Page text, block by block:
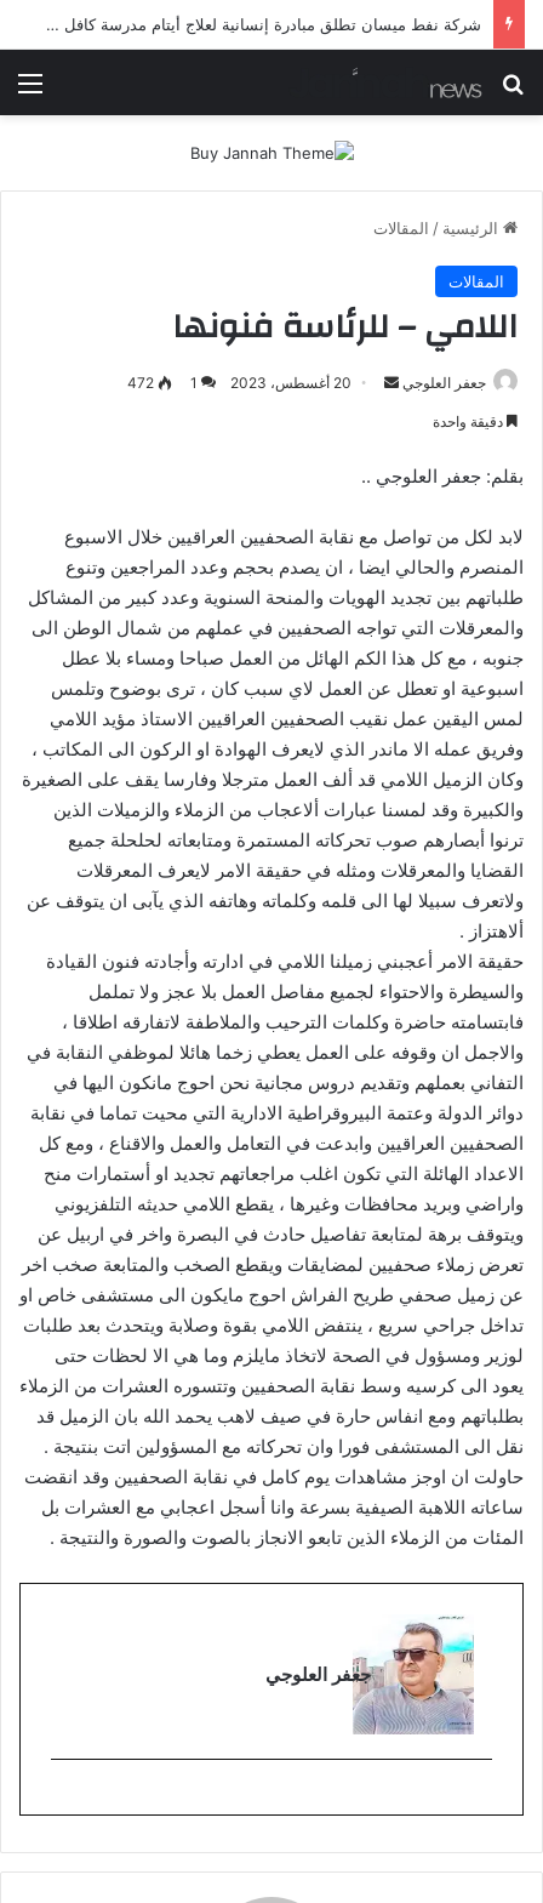
شرطة ميسان تلقي القبض على مطلقي العيارات النارية أثناء تشييع جنائزي في العمارة
بحث عن
الرئيسية / المقالات
المقالات
اللامي – للرئاسة فنونها
جعفر العلوجي
أرسل 20 أغسطس، 2023 1
472
دقيقة واحدة
بقلم: جعفر العلوجي ..
لابد لكل من تواصل مع نقابة الصحفيين العراقيين خلال الاسبوع
المنصرم والحالي ايضا ، ان يصدم بحجم وعدد المراجعين وتنوع
طلباتهم بين تجديد الهويات والمنحة السنوية وعدد كبير من المشاكل
والمعرقلات التي تواجه الصحفيين في عملهم من شمال الوطن الى
جنوبه ، مع كل هذا الكم الهائل من العمل صباحا ومساء بلا عطل
اسبوعية او تعطل عن العمل لاي سبب كان ، ترى بوضوح وتلمس
لمس اليقين عمل نقيب الصحفيين العراقيين الاستاذ مؤيد اللامي
وفريق عمله الا ماندر الذي لايعرف الهوادة او الركون الى المكاتب ،
وكان الزميل اللامي قد ألف العمل مترجلا وفارسا يقف على الصغيرة
والكبيرة وقد لمسنا عبارات ألاعجاب من الزملاء والزميلات الذين
ترنوا أبصارهم صوب تحركاته المستمرة ومتابعاته لحلحلة جميع
القضايا والمعرقلات ومثله في حقيقة الامر لايعرف المعرقلات
ولاتعرف سبيلا لها الى قلمه وكلماته وهاتفه الذي يآبى ان يتوقف عن
ألاهتزاز .
حقيقة الامر أعجبني زميلنا اللامي في ادارته وأجادته فنون القيادة
والسيطرة والاحتواء لجميع مفاصل العمل بلا عجز ولا تململ
فابتسامته حاضرة وكلمات الترحيب والملاطفة لاتفارقه اطلاقا ،
والاجمل ان وقوفه على العمل يعطي زخما هائلا لموظفي النقابة في
التفاني بعملهم وتقديم دروس مجانية نحن احوج مانكون اليها في
دوائر الدولة وعتمة البيروقراطية الادارية التي محيت تماما في نقابة
الصحفيين العراقيين وابدعت في التعامل والعمل والاقناع ، ومع كل
الاعداد الهائلة التي تكون اغلب مراجعاتهم تجديد او أستمارات منح
واراضي وبريد محافظات وغيرها ، يقطع اللامي حديثه التلفزيوني
ويتوقف برهة لمتابعة تفاصيل حادث في البصرة واخر في اربيل عن
تعرض زملاء صحفيين لمضايقات ويقطع الصخب والمتابعة صخب اخر
عن زميل صحفي طريح الفراش احوج مايكون الى مستشفى خاص او
تداخل جراحي سريع ، ينتفض اللامي بقوة وصلابة ويتحدث بعد طلبات
لوزير ومسؤول في الصحة لاتخاذ مايلزم وما هي الا لحظات حتى
يعود الى كرسيه وسط نقابة الصحفيين وتتسوره العشرات من الزملاء
بطلباتهم ومع انفاس حارة في صيف لاهب يحمد الله بان الزميل قد
نقل الى المستشفى فورا وان تحركاته مع المسؤولين اتت بنتيجة .
حاولت ان اوجز مشاهدات يوم كامل في نقابة الصحفيين وقد انقضت
ساعاته اللاهبة الصيفية بسرعة وانا أسجل اعجابي مع العشرات بل
المئات من الزملاء الذين تابعو الانجاز بالصوت والصورة والنتيجة .
جعفر العلوجي